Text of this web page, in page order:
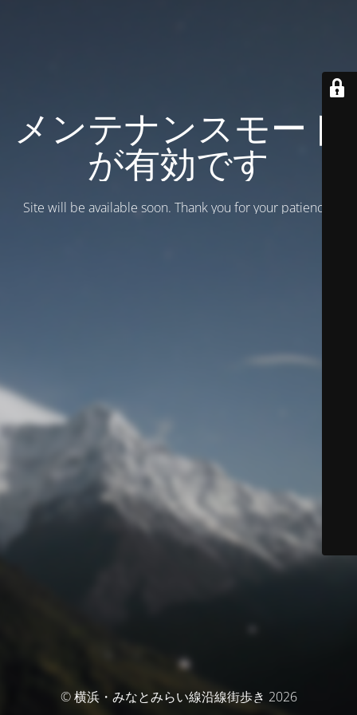
メンテナンスモード
が有効です
Site will be available soon. Thank you for your patience!
© 横浜・みなとみらい線沿線街歩き 2026